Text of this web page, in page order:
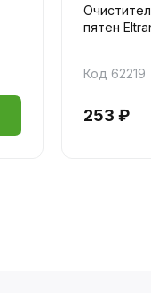
пятен
Код 62219
253 ₽